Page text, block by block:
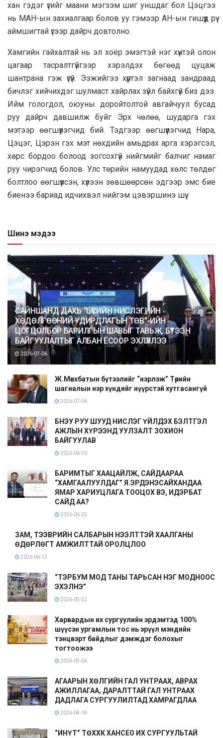
xaн гэдэг үгийг маани мэгзэм шиг уншдаг бол Цэцгээ
нь МАН-ын захиалгаар болов уу гэмээр АН-ын гишүүд рүү
аймшигтай үгээр дайрч довтолно.
Хамгийн гайхалтай нь эл хоёр эмэгтэй нэг хүнтэй олон
цагаар тасралтгүйгээр хэрэлдэх бөгөөд цуцаж
шантрана гэж үгүй. Ээжийгээ хүртэл загнаад зандраад
бичлэг хийчихдэг шулмаст хайрлах зүйл байхгүй биз дээ.
Ийм гологдол, оюуны доройтолтой авгайчуул бусад
руу дайрч давшилж буйг Эрх чөлөө, шударга гэх
мэтээр өөгшүүлэгчид бий. Тэдгээр өөгшүүлэгчид Нара,
Цэцэг, Цэрэн гэх мэт нөхдийн амьдрах арга хэрэгсэл,
хөрс бордоо болоод зогсохгүй нийгмийг балчиг намаг
руу чирэгчид болов. Улс төрийн намуудад хөлс төлдөг
болтлоо өөгшүүлсэн, хүлээн зөвшөөрсөн эдгээр эмс бие
биенээ бариад идчихвэл нийгэм цэвэршинэ шүү.
Шинэ мэдээ
САЙНШАНД ДАХЬ “БҮСИЙН НИСЛЭГИЙН
ХӨДӨЛГӨӨНИЙ УДИРДЛАГЫН ТӨВ”-ИЙН
ЦОГЦОЛБОР БАРИЛГЫН ШАВЫГ ТАВЬЖ, БҮТЭЭН
БАЙГУУЛАЛТЫГ АЛБАН ЁСООР ЭХЛҮҮЛЛЭЭ
2026-07-06
Ж.Мөнхбатын бүтээлийг “нэрлэж” Төрийн
шагналын нэр хүндийг нүүрстэй хутгасангүй
2026-07-06
БНЭУ РУУ ШУУД НИСЛЭГ ҮЙЛДЭХ БЭЛТГЭЛ
АЖЛЫН ХҮРЭЭНД УУЛЗАЛТ ЗОХИОН
БАЙГУУЛАВ
2026-06-30
БАРИМТЫГ ХААЦАЙЛЖ, САЙДААРАА
“ХАМГААЛУУЛДАГ” Я.ЭРДЭНЭСАЙХАНДАА
ЯМАР ХАРИУЦЛАГА ТООЦОХ ВЭ, ИДЭРБАТ
САЙД АА?
2026-06-25
ЗАМ, ТЭЭВРИЙН САЛБАРЫН НЭЭЛТТЭЙ ХААЛГАНЫ
ӨДӨРЛӨГТ АМЖИЛТТАЙ ОРОЛЦЛОО
2026-06-12
“ТЭРБУМ МОД ТАНЫ ТАРЬСАН НЭГ МОДНООС
ЭХЭЛНЭ”
2026-05-22
Харвардын их сургуулийн эрдэмтэд 100%
шүүсэн ургамлын тос нь эрүүл мэндийн
тэнцвэрт байдлыг дэмждэг болохыг
тогтоожээ
2026-05-06
АГААРЫН ХӨЛГИЙН ГАЛ УНТРААХ, АВРАХ
АЖИЛЛАГАА, ДАРАЛТТАЙ ГАЛ УНТРААХ
ДАДЛАГА СУРГУУЛИЛТАД ХАМРАГДЛАА
2026-04-18
“ИНҮТ” ТӨХХК ХАНСЕО ИХ СУРГУУЛЬТАЙ